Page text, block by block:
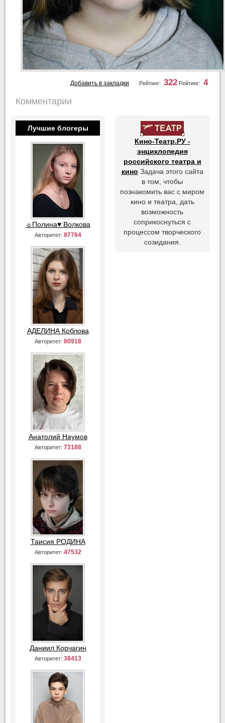
Рейтинг: 4
Рейтинг: 322
Добавить в закладки
Комментарии
Лучшие блогеры
☼Полина♥ Волкова
Авторитет: 87764
АДЕЛИНА Коблова
Авторитет: 80918
Анатолий Наумов
Авторитет: 73188
Таисия РОДИНА
Авторитет: 47532
Даниил Корчагин
Авторитет: 38413
Кино-Театр.РУ -
энциклопедия
российского театра и
кино Задача этого сайта
в том, чтобы
познакомить вас с миром
кино и театра, дать
возможность
соприкоснуться с
процессом творческого
созидания.